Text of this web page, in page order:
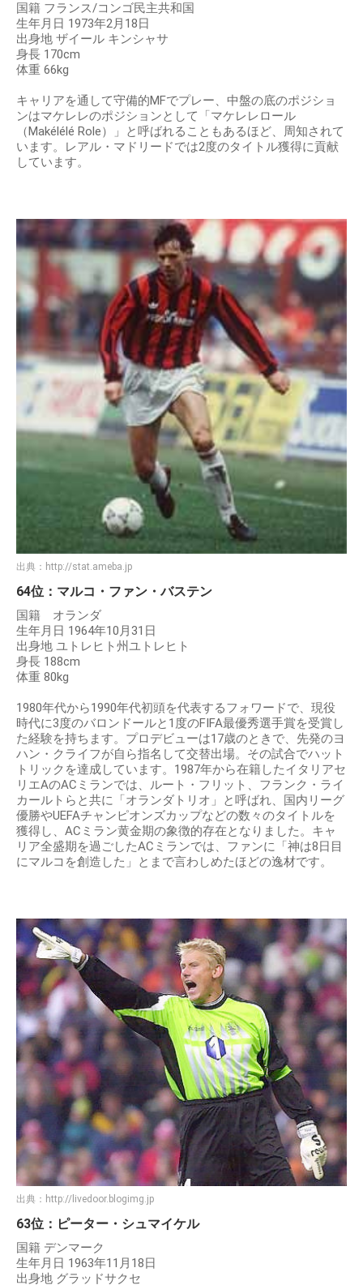
国籍 フランス/コンゴ民主共和国
生年月日 1973年2月18日
出身地 ザイール キンシャサ
身長 170cm
体重 66kg
キャリアを通して守備的MFでプレー、中盤の底のポジショ
ンはマケレレのポジションとして「マケレレロール
（Makélélé Role）」と呼ばれることもあるほど、周知されて
います。レアル・マドリードでは2度のタイトル獲得に貢献
しています。
出典： http://stat.ameba.jp
64位：マルコ・ファン・バステン
国籍 オランダ
生年月日 1964年10月31日
出身地 ユトレヒト州ユトレヒト
身長 188cm
体重 80kg
1980年代から1990年代初頭を代表するフォワードで、現役
時代に3度のバロンドールと1度のFIFA最優秀選手賞を受賞し
た経験を持ちます。プロデビューは17歳のときで、先発のヨ
ハン・クライフが自ら指名して交替出場。その試合でハット
トリックを達成しています。1987年から在籍したイタリアセ
リエAのACミランでは、ルート・フリット、フランク・ライ
カールトらと共に「オランダトリオ」と呼ばれ、国内リーグ
優勝やUEFAチャンピオンズカップなどの数々のタイトルを
獲得し、ACミラン黄金期の象徴的存在となりました。キャ
リア全盛期を過ごしたACミランでは、ファンに「神は8日目
にマルコを創造した」とまで言わしめたほどの逸材です。
出典： http://livedoor.blogimg.jp
63位：ピーター・シュマイケル
国籍 デンマーク
生年月日 1963年11月18日
出身地 グラッドサクセ